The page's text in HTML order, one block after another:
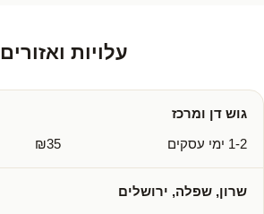
עלויות ואזורים
גוש דן ומרכז
1-2 ימי עסקים ₪35
שרון, שפלה, ירושלים